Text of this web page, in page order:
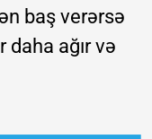
baş verərsə
ağır və